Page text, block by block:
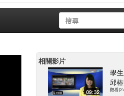
相關影片
09:32
學
邱
觀看